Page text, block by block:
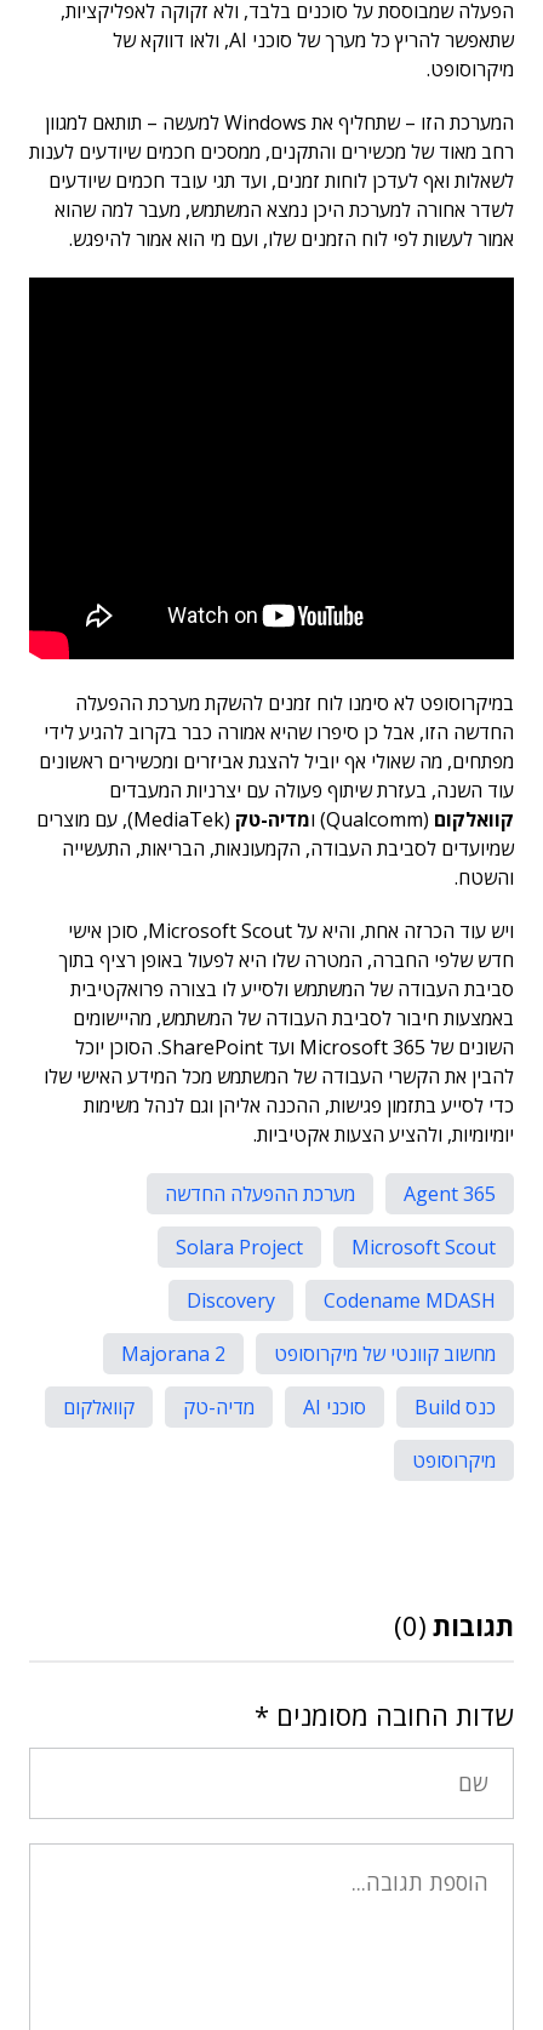
הפעלה שמבוססת על סוכנים בלבד, ולא זקוקה לאפליקציות,
שתאפשר להריץ כל מערך של סוכני AI, ולאו דווקא של
מיקרוסופט.
המערכת הזו – שתחליף את Windows למעשה – תותאם למגוון
רחב מאוד של מכשירים והתקנים, ממסכים חכמים שיודעים לענות
לשאלות ואף לעדכן לוחות זמנים, ועד תגי עובד חכמים שיודעים
לשדר אחורה למערכת היכן נמצא המשתמש, מעבר למה שהוא
אמור לעשות לפי לוח הזמנים שלו, ועם מי הוא אמור להיפגש.
במיקרוסופט לא סימנו לוח זמנים להשקת מערכת ההפעלה
החדשה הזו, אבל כן סיפרו שהיא אמורה כבר בקרוב להגיע לידי
מפתחים, מה שאולי אף יוביל להצגת אביזרים ומכשירים ראשונים
עוד השנה, בעזרת שיתוף פעולה עם יצרניות המעבדים
קוואלקום (Qualcomm) ו מדיה-טק
(MediaTek), עם מוצרים
שמיועדים לסביבת העבודה, הקמעונאות, הבריאות, התעשייה
והשטח.
ויש עוד הכרזה אחת, והיא על Microsoft Scout, סוכן אישי
חדש שלפי החברה, המטרה שלו היא לפעול באופן רציף בתוך
סביבת העבודה של המשתמש ולסייע לו בצורה פרואקטיבית
באמצעות חיבור לסביבת העבודה של המשתמש, מהיישומים
השונים של Microsoft 365 ועד SharePoint. הסוכן יוכל
להבין את הקשרי העבודה של המשתמש מכל המידע האישי שלו
כדי לסייע בתזמון פגישות, ההכנה אליהן וגם לנהל משימות
יומיומיות, ולהציע הצעות אקטיביות.
Agent 365
מערכת ההפעלה החדשה
Microsoft Scout
Solara Project
Codename MDASH
Discovery
מחשוב קוונטי של מיקרוסופט
Majorana 2
כנס Build
סוכני AI מדיה-טק
קוואלקום
מיקרוסופט
תגובות (0)
שדות החובה מסומנים *